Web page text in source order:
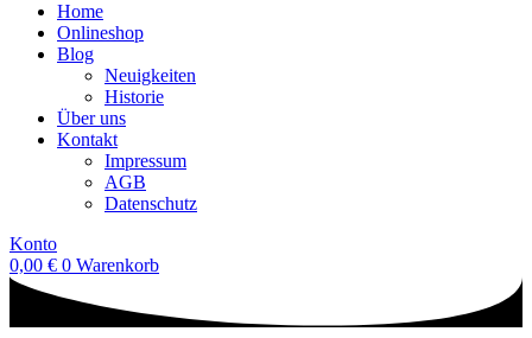
Home
Onlineshop
Blog
Neuigkeiten
Historie
Über uns
Kontakt
Impressum
AGB
Datenschutz
Konto
0,00 € 0 Warenkorb